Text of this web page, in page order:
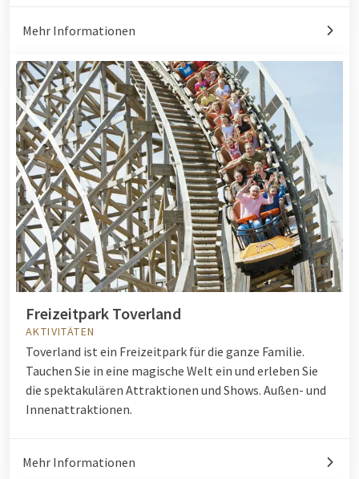
Mehr Informationen
Freizeitpark Toverland
AKTIVITÄTEN
Toverland ist ein Freizeitpark für die ganze Familie.
Tauchen Sie in eine magische Welt ein und erleben Sie
die spektakulären Attraktionen und Shows. Außen- und
Innenattraktionen.
Mehr Informationen